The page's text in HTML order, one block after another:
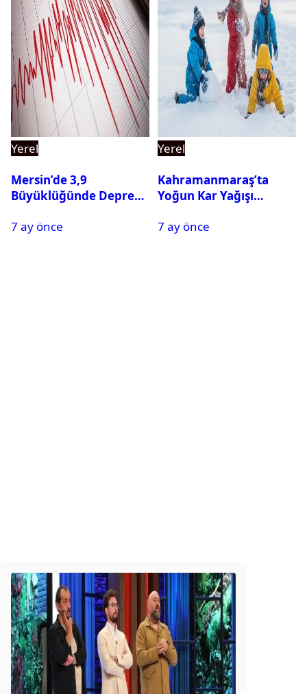
Yerel
Mersin’de 3,9
Büyüklüğünde Deprem
7 ay önce
Yerel
Kahramanmaraş’ta
Yoğun Kar Yağışı
Tatil
7 ay önce